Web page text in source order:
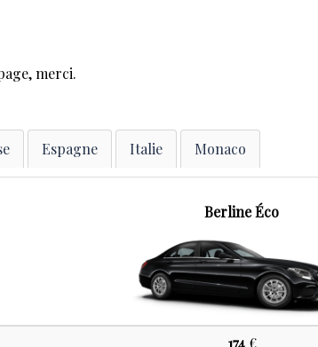
merci.
Espagne Italie Monaco
Berline Éco
174€